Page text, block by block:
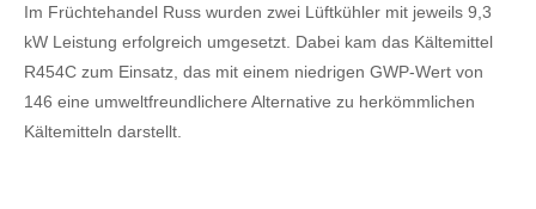
Im Früchtehandel Russ wurden zwei Lüftkühler mit jeweils 9,3
kW Leistung erfolgreich umgesetzt. Dabei kam das Kältemittel
R454C zum Einsatz, das mit einem niedrigen GWP-Wert von
146 eine umweltfreundlichere Alternative zu herkömmlichen
Kältemitteln darstellt.